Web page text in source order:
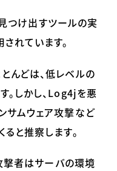
つけ出すツールの実
れています。
んどは、低レベルの
しかし、 Log4jを悪
サムウェア攻撃など
と推察します。
撃者はサーバの環境